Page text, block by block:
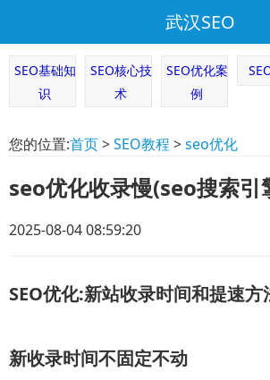
武汉SEO
SEO基础知
识
SEO核心技
术
SEO优化案
例
您的位置:首页>SEO教程 >seo优化
seo优化收录慢(seo搜索引
2025-08-04 08:59:20
SEO优化:新站收录时间和提速方
️新收录时间不固定不动